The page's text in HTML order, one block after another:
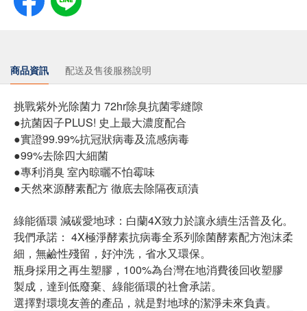
商品資訊 配送及售後服務說明
挑戰紫外光除菌力 72hr除臭抗菌零縫隙
●抗菌因子PLUS! 史上最大濃度配合
●實證99.99%抗冠狀病毒及流感病毒
●99%去除四大細菌
●專利消臭 室內晾曬不怕霉味
●天然來源酵素配方 徹底去除隔夜頑漬
綠能循環 減碳愛地球：白蘭4X致力於讓永續生活普及化。
我們承諾： 4X極淨酵素抗病毒全系列除菌酵素配方泡沫柔
細，無鹼性殘留，好沖洗，省水又環保。
瓶身採用之再生塑膠，100%為台灣在地消費後回收塑膠
製成，達到低廢棄、綠能循環的社會承諾。
選擇對環境友善的產品，就是對地球的潔淨未來負責。